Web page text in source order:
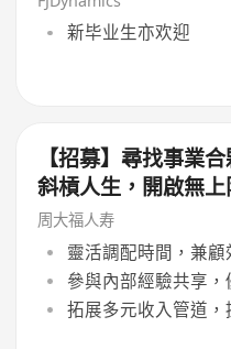
新毕业生亦欢迎
【招募】尋找事業
斜槓人生，開啟無
周大福人寿
靈活調配時間，兼
參與內部經驗共享
拓展多元收入管道